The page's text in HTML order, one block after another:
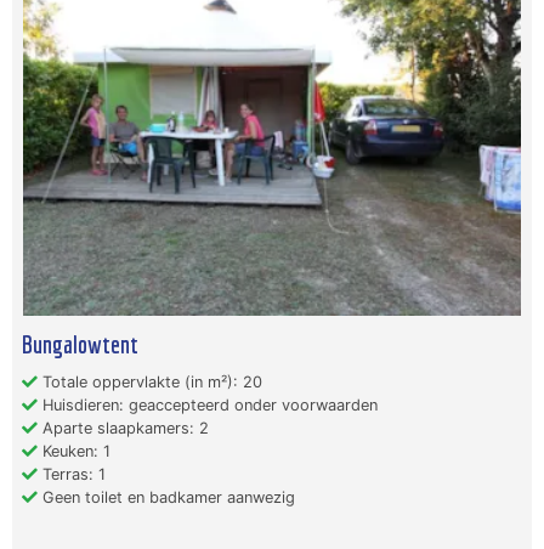
Bungalowtent
Totale oppervlakte (in m²): 20
Huisdieren: geaccepteerd onder voorwaarden
Aparte slaapkamers: 2
Keuken: 1
Terras: 1
Geen toilet en badkamer aanwezig